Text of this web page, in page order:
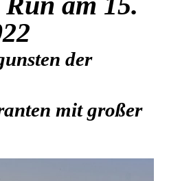
der
mit großer